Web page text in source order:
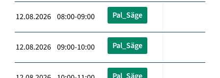
12.08.2026 08:00-09:00 Pal_Säge
12.08.2026 09:00-10:00 Pal_Säge